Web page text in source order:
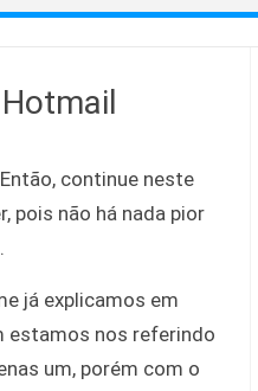
continue neste
pois não há nada pior
já explicamos em
estamos nos referindo
um, porém com o